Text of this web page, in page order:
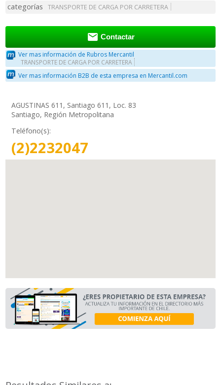
categorías TRANSPORTE DE CARGA POR CARRETERA
 Contactar
Ver mas información de Rubros Mercantil
TRANSPORTE DE CARGA POR CARRETERA
Ver mas información B2B de esta empresa en Mercantil.com
AGUSTINAS 611, Santiago 611, Loc. 83
Santiago, Región Metropolitana
Teléfono(s):
(2)2232047